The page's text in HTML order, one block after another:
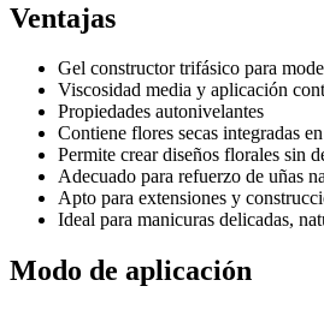
Ventajas
Gel constructor trifásico para
Viscosidad media y aplicación
Propiedades autonivelantes
Contiene flores secas integradas
Permite crear diseños florales sin
Adecuado para refuerzo de uñas
Apto para extensiones y
Ideal para manicuras delicadas,
Modo de aplicación